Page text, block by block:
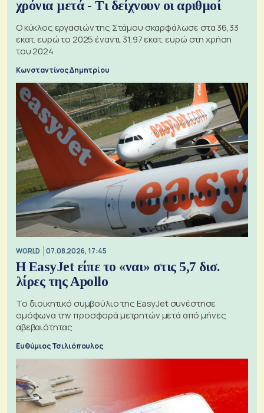
χρόνια μετά - Τι δείχνουν οι αριθμοί
Ο κύκλος εργασιών της Στάμου σκαρφάλωσε στα 36,33
εκατ. ευρώ το 2025 έναντι 31,97 εκατ. ευρώ στη χρήση
του 2024
Κωνσταντίνος Δημητρίου
WORLD 07.08.2026, 17:45
Η EasyJet είπε το «ναι» στις 5,7 δισ.
λίρες της Apollo
Το διοικητικό συμβούλιο της EasyJet συνέστησε
ομόφωνα την προσφορά μετρητών μετά από μήνες
αβεβαιότητας
Ευθύμιος Τσιλιόπουλος